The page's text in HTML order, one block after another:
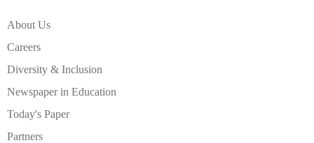
About Us
Careers
Diversity & Inclusion
Newspaper in Education
Today's Paper
Partners